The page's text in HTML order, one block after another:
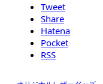
Tweet
Share
Hatena
Pocket
RSS